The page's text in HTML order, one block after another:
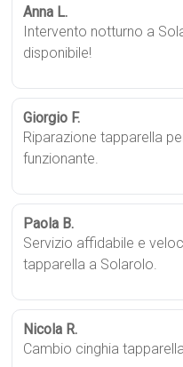
Anna L.
Intervento notturno a
disponibile!
Giorgio F.
Riparazione tapparella
funzionante.
Paola B.
Servizio affidabile e
tapparella a Solarolo.
Nicola R.
Cambio cinghia